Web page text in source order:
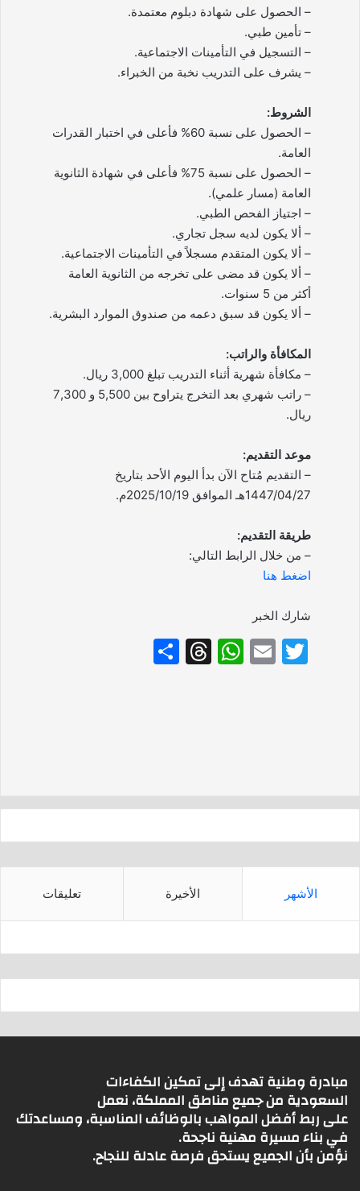
– الحصول على شهادة دبلوم معتمدة.
– تأمين طبي.
– التسجيل في التأمينات الاجتماعية.
– يشرف على التدريب نخبة من الخبراء.
الشروط:
– الحصول على نسبة 60% فأعلى في اختبار القدرات
العامة.
– الحصول على نسبة 75% فأعلى في شهادة الثانوية
العامة (مسار علمي).
– اجتياز الفحص الطبي.
– ألا يكون لديه سجل تجاري.
– ألا يكون المتقدم مسجلاً في التأمينات الاجتماعية.
– ألا يكون قد مضى على تخرجه من الثانوية العامة
أكثر من 5 سنوات.
– ألا يكون قد سبق دعمه من صندوق الموارد البشرية.
المكافأة والراتب:
– مكافأة شهرية أثناء التدريب تبلغ 3,000 ريال.
– راتب شهري بعد التخرج يتراوح بين 5,500 و 7,300
ريال.
موعد التقديم:
– التقديم مُتاح الآن بدأ اليوم الأحد بتاريخ
1447/04/27هـ الموافق 2025/10/19م.
طريقة التقديم:
– من خلال الرابط التالي:
اضغط هنا
شارك الخبر
T
E
W
p
T
الأشهر الأخيرة تعليقات
مبادرة وطنية تهدف إلى تمكين الكفاءات
السعودية من جميع مناطق المملكة، نعمل
على ربط أفضل المواهب بالوظائف المناسبة، ومساعدتك
في بناء مسيرة مهنية ناجحة.
نؤمن بأن الجميع يستحق فرصة عادلة للنجاح.